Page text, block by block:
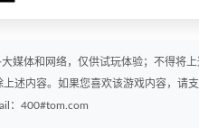
媒体和网络，仅供试玩体验；不得将
述内容。如果您喜欢该游戏内容，请
：400#tom.com